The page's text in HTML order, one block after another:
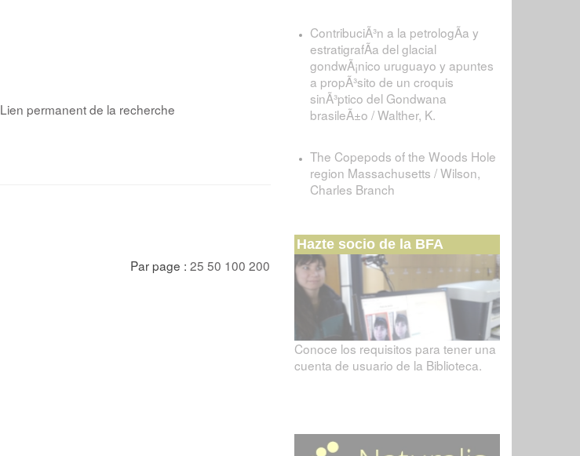
Lien permanent de la recherche
Par page : 25 50 100 200
ContribuciÃ³n a la petrologÃ­a y
estratigrafÃ­a del glacial
gondwÃ¡nico uruguayo y apuntes
a propÃ³sito de un croquis
sinÃ³ptico del Gondwana
brasileÃ±o / Walther, K.
The Copepods of the Woods Hole
region Massachusetts / Wilson,
Charles Branch
Hazte socio de la BFA
Conoce los requisitos para tener una
cuenta de usuario de la Biblioteca.